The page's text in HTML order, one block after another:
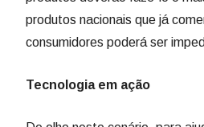
produtos nacionais que já
consumidores poderá ser
Tecnologia em ação